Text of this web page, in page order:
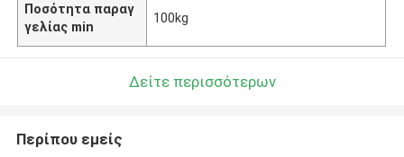
Ποσότητα παραγ
γελίας min
100kg
Δείτε περισσότερων
Περίπου εμείς